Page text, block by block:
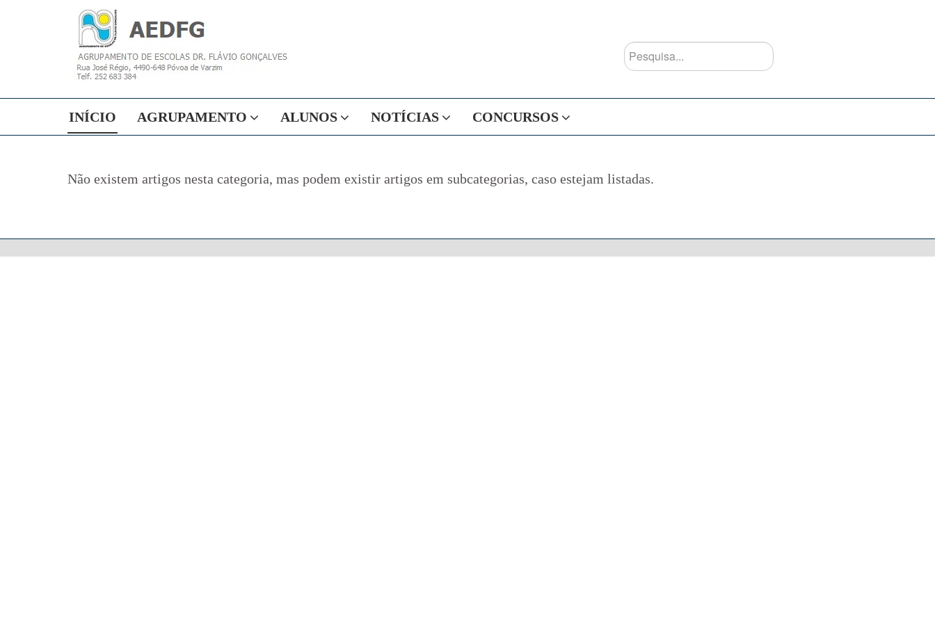
Pesquisa...
INÍCIO AGRUPAMENTO ALUNOS NOTÍCIAS CONCURSOS
Não existem artigos nesta categoria, mas podem existir artigos em subcategorias, caso estejam listadas.